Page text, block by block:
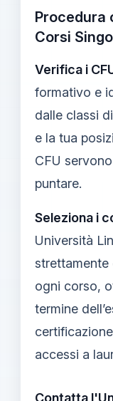
Procedura
Corsi
Verifica i
formativo e
dalle classi
e la tua
CFU
puntare.
Seleziona i
Università
strettamente
ogni corso,
termine
accessi a
Contatta